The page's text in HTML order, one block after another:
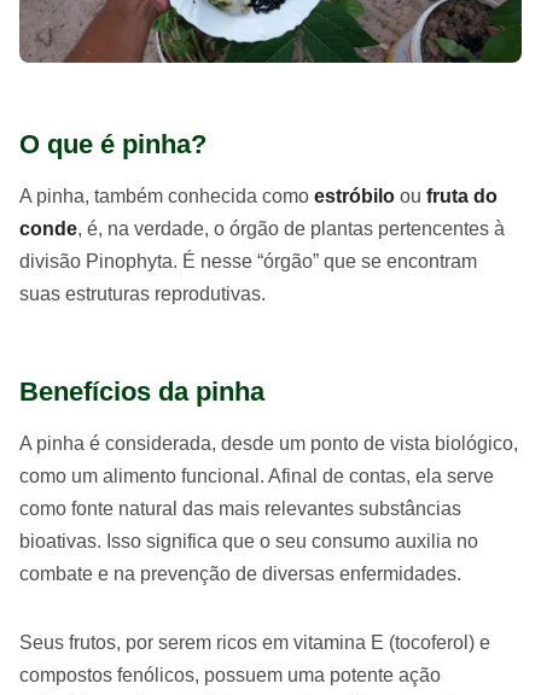
O que é pinha?
A pinha, também conhecida como estróbilo ou fruta do
conde, é, na verdade, o órgão de plantas pertencentes à
divisão Pinophyta. É nesse “órgão” que se encontram
suas estruturas reprodutivas.
Benefícios da pinha
A pinha é considerada, desde um ponto de vista biológico,
como um alimento funcional. Afinal de contas, ela serve
como fonte natural das mais relevantes substâncias
bioativas. Isso significa que o seu consumo auxilia no
combate e na prevenção de diversas enfermidades.
Seus frutos, por serem ricos em vitamina E (tocoferol) e
compostos fenólicos, possuem uma potente ação